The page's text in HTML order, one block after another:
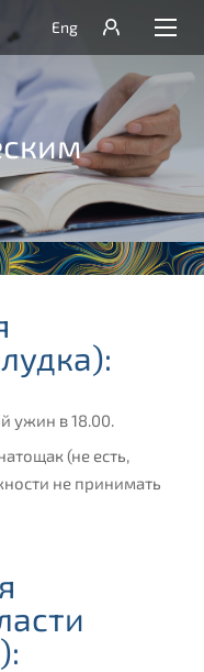
Eng
ужин в 18.00.
(не есть,
не принимать